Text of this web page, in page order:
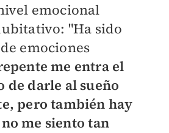
emocional
"Ha sido
emociones
me entra el
de darle al sueño
pero también hay
me siento tan